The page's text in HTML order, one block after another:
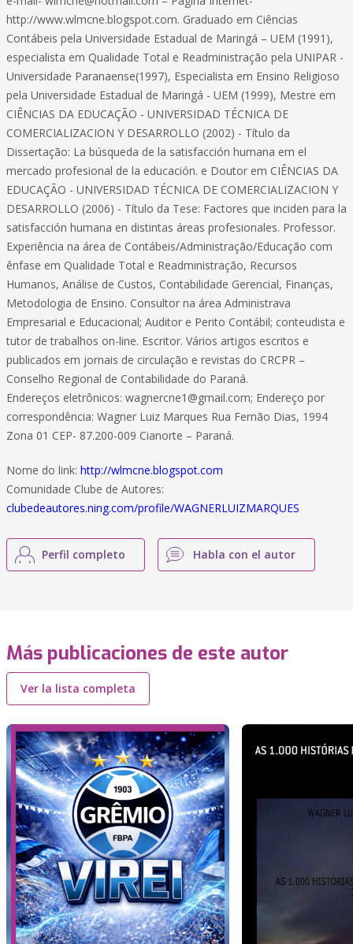
http://www.wlmcne.blogspot.com. Graduado em Ciências
Contábeis pela Universidade Estadual de Maringá – UEM (1991),
especialista em Qualidade Total e Readministração pela UNIPAR -
Universidade Paranaense(1997), Especialista em Ensino Religioso
pela Universidade Estadual de Maringá - UEM (1999), Mestre em
CIÊNCIAS DA EDUCAÇÃO - UNIVERSIDAD TÉCNICA DE
COMERCIALIZACION Y DESARROLLO (2002) - Título da
Dissertação: La búsqueda de la satisfacción humana em el
mercado profesional de la educación. e Doutor em CIÊNCIAS DA
EDUCAÇÃO - UNIVERSIDAD TÉCNICA DE COMERCIALIZACION Y
DESARROLLO (2006) - Título da Tese: Factores que inciden para la
satisfacción humana en distintas áreas profesionales. Professor.
Experiência na área de Contábeis/Administração/Educação com
ênfase em Qualidade Total e Readministração, Recursos
Humanos, Análise de Custos, Contabilidade Gerencial, Finanças,
Metodologia de Ensino. Consultor na área Administrava
Empresarial e Educacional; Auditor e Perito Contábil; conteudista e
tutor de trabalhos on-line. Escritor. Vários artigos escritos e
publicados em jornais de circulação e revistas do CRCPR –
Conselho Regional de Contabilidade do Paraná.
Endereços eletrônicos: wagnercne1@gmail.com; Endereço por
correspondência: Wagner Luiz Marques Rua Fernão Dias, 1994
Zona 01 CEP- 87.200-009 Cianorte – Paraná.
Nome do link: http://wlmcne.blogspot.com
Comunidade Clube de Autores:
clubedeautores.ning.com/profile/WAGNERLUIZMARQUES
Perfil completo Habla con el autor
Más publicaciones de este autor
Ver la lista completa